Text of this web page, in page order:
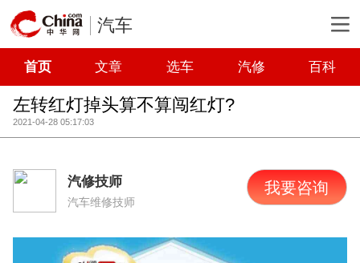
汽车
首页 文章 选车 汽修 百科
左转红灯掉头算不算闯红灯?
2021-04-28 05:17:03
汽修技师
汽车维修技师
我要咨询